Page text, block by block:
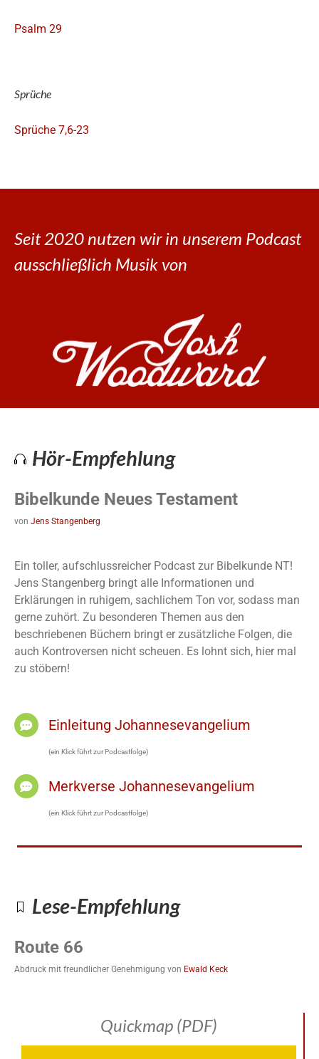
Psalm 29
Sprüche
Sprüche 7,6-23
Seit 2020 nutzen wir in unserem Podcast
ausschließlich Musik von
Hör-Empfehlung
Bibelkunde Neues Testament
von Jens Stangenberg
Ein toller, aufschlussreicher Podcast zur Bibelkunde NT!
Jens Stangenberg bringt alle Informationen und
Erklärungen in ruhigem, sachlichem Ton vor, sodass man
gerne zuhört. Zu besonderen Themen aus den
beschriebenen Büchern bringt er zusätzliche Folgen, die
auch Kontroversen nicht scheuen. Es lohnt sich, hier mal
zu stöbern!
Einleitung Johannesevangelium
(ein Klick führt zur Podcastfolge)
Merkverse Johannesevangelium
(ein Klick führt zur Podcastfolge)
Lese-Empfehlung
Route 66
Abdruck mit freundlicher Genehmigung von Ewald Keck
Quickmap (PDF)